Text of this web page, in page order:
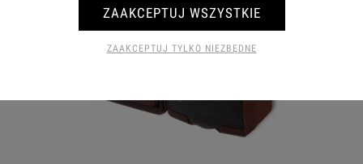
ZAAKCEPTUJ TYLKO NIEZBĘDNE
ZAAKCEPTUJ WSZYSTKIE